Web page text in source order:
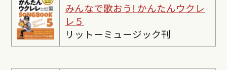
みんなで歌おう! かんたんウクレ
レ５
リットーミュージック刊